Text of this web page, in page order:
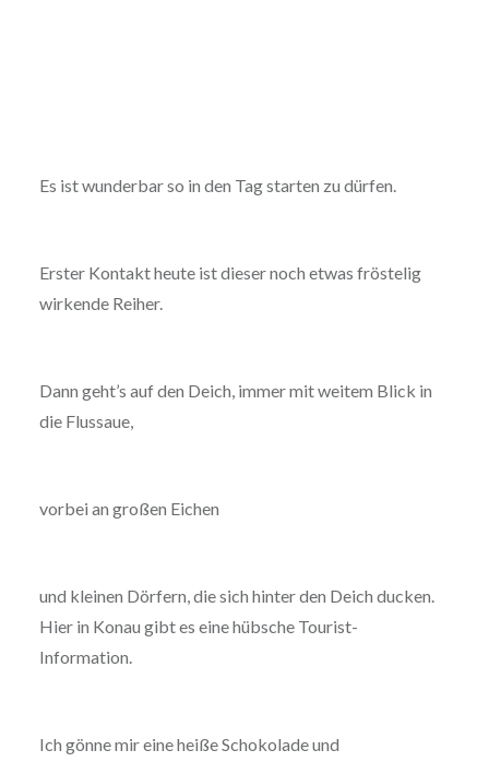
Es ist wunderbar so in den Tag starten zu dürfen.
Erster Kontakt heute ist dieser noch etwas fröstelig
wirkende Reiher.
Dann geht’s auf den Deich, immer mit weitem Blick in
die Flussaue,
vorbei an großen Eichen
und kleinen Dörfern, die sich hinter den Deich ducken.
Hier in Konau gibt es eine hübsche Tourist-
Information.
Ich gönne mir eine heiße Schokolade und